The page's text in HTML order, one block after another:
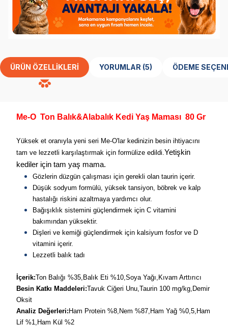
ÜRÜN ÖZELLIKLERI YORUMLAR (5) ÖDEME
Me-O Ton Balık&Alabalık Kedi Yaş Maması 80 Gr
Yüksek et oranıyla yeni seri Me-O'lar kedinizin besin ihtiyacını
tam ve lezzetli karşılaştırmak için formülize edildi. Yetişkin
kediler için tam yaş mama.
Gözlerin düzgün çalışması için gerekli olan taurin içerir.
Düşük sodyum formülü, yüksek tansiyon, böbrek ve kalp
hastalığı riskini azaltmaya yardımcı olur.
Bağışıklık sistemini güçlendirmek için C vitamini
bakımından yüksektir.
Dişleri ve kemiği güçlendirmek için kalsiyum fosfor ve D
vitamini içerir.
Lezzetli balık tadı
İçerik:Ton Balığı %35,Balık Eti %10,Soya Yağı,Kıvam Arttırıcı
​Besin Katkı Maddeleri:Tavuk Ciğeri Unu,Taurin 100 mg/kg,Demir
Oksit
Analiz Değerleri: Ham Protein %8,Nem %87,Ham Yağ %0,5,Ham
Lif %1,Ham Kül %2